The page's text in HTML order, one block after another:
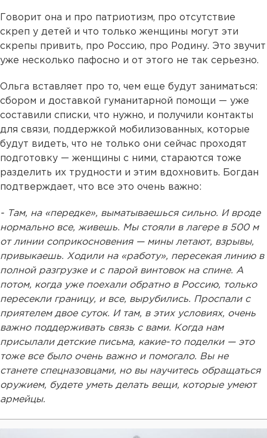
Говорит она и про патриотизм, про отсутствие
скреп у детей и что только женщины могут эти
скрепы привить, про Россию, про Родину. Это звучит
уже несколько пафосно и от этого не так серьезно.
Ольга вставляет про то, чем еще будут заниматься:
сбором и доставкой гуманитарной помощи — уже
составили списки, что нужно, и получили контакты
для связи, поддержкой мобилизованных, которые
будут видеть, что не только они сейчас проходят
подготовку — женщины с ними, стараются тоже
разделить их трудности и этим вдохновить. Богдан
подтверждает, что все это очень важно:
- Там, на «передке», выматываешься сильно. И вроде
нормально все, живешь. Мы стояли в лагере в 500 м
от линии соприкосновения — мины летают, взрывы,
привыкаешь. Ходили на «работу», пересекая линию в
полной разгрузке и с парой винтовок на спине. А
потом, когда уже поехали обратно в Россию, только
пересекли границу, и все, вырубились. Проспали с
приятелем двое суток. И там, в этих условиях, очень
важно поддерживать связь с вами. Когда нам
присылали детские письма, какие-то поделки — это
тоже все было очень важно и помогало. Вы не
станете спецназовцами, но вы научитесь обращаться
оружием, будете уметь делать вещи, которые умеют
армейцы.